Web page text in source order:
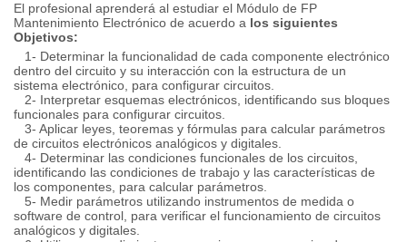
El profesional aprenderá al estudiar el Módulo de FP
Mantenimiento Electrónico de acuerdo a los siguientes
Objetivos:
1- Determinar la funcionalidad de cada componente electrónico
dentro del circuito y su interacción con la estructura de un
sistema electrónico, para configurar circuitos.
2- Interpretar esquemas electrónicos, identificando sus bloques
funcionales para configurar circuitos.
3- Aplicar leyes, teoremas y fórmulas para calcular parámetros
de circuitos electrónicos analógicos y digitales.
4- Determinar las condiciones funcionales de los circuitos,
identificando las condiciones de trabajo y las características de
los componentes, para calcular parámetros.
5- Medir parámetros utilizando instrumentos de medida o
software de control, para verificar el funcionamiento de circuitos
analógicos y digitales.